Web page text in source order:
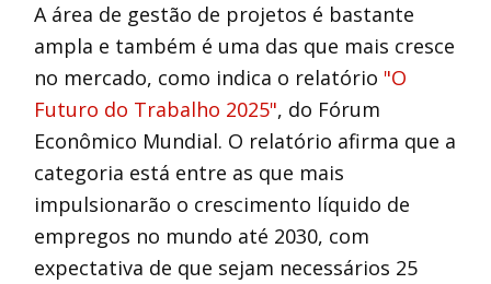
A área de gestão de projetos é bastante
ampla e também é uma das que mais cresce
no mercado, como indica o relatório "O
Futuro do Trabalho 2025", do Fórum
Econômico Mundial. O relatório afirma que a
categoria está entre as que mais
impulsionarão o crescimento líquido de
empregos no mundo até 2030, com
expectativa de que sejam necessários 25